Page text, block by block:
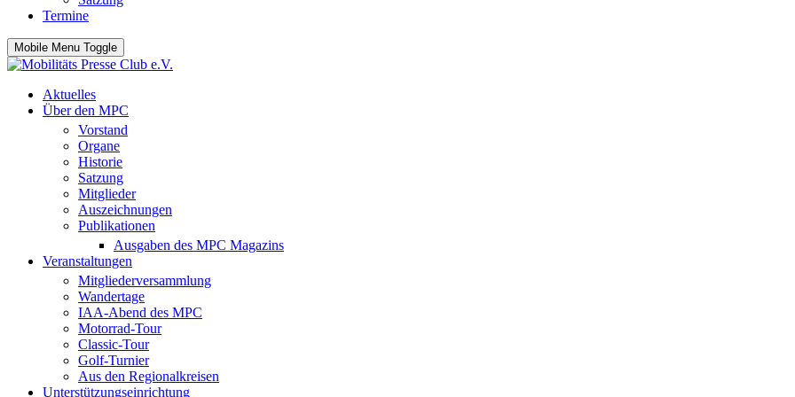
Termine
Mobile Menu Toggle
Aktuelles
Über den MPC
Vorstand
Organe
Historie
Satzung
Mitglieder
Auszeichnungen
Publikationen
Ausgaben des MPC Magazins
Veranstaltungen
Mitgliederversammlung
Wandertage
IAA-Abend des MPC
Motorrad-Tour
Classic-Tour
Golf-Turnier
Aus den Regionalkreisen
Unterstützungseinrichtung